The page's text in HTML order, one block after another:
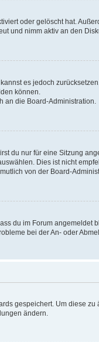
oder gelöscht hat.
und nimm aktiv an den
es jedoch
können.
an die Board-Administration.
du nur für eine Sitzung
Dies ist nicht
von der Board-
du im Forum
bei der An- oder
gespeichert. Um diese
ändern.